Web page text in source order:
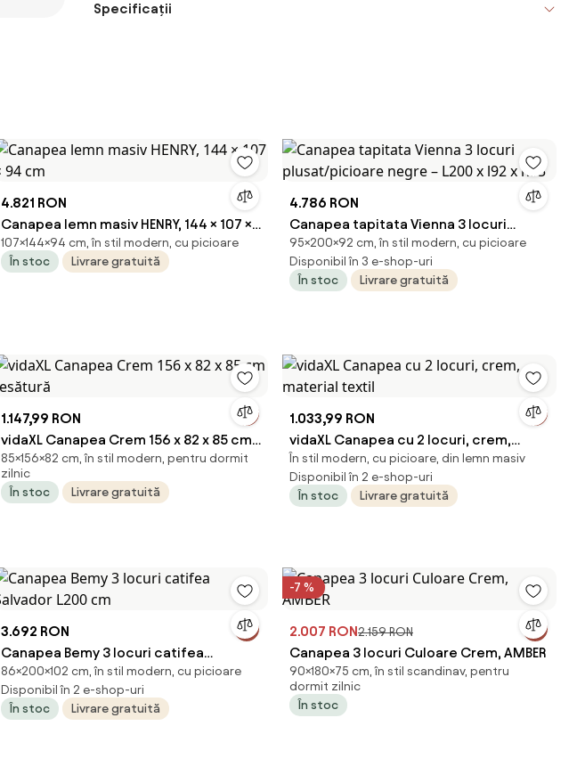
Specificații
4.821 RON
Canapea lemn masiv HENRY, 144 × 107 ×
94 cm
107×144×94 cm, în stil modern, cu picioare
În stoc
Livrare gratuită
4.786 RON
Canapea tapitata Vienna 3 locuri
plusat/picioare negre – L200 x l92 x
h95
95×200×92 cm, în stil modern, cu picioare
Disponibil în 3 e-shop-uri
În stoc
Livrare gratuită
1.147,99 RON
vidaXL Canapea Crem 156 x 82 x 85 cm
țesătură
85×156×82 cm, în stil modern, pentru dormit
zilnic
În stoc
Livrare gratuită
1.033,99 RON
vidaXL Canapea cu 2 locuri, crem,
material textil
În stil modern, cu picioare, din lemn masiv
Disponibil în 2 e-shop-uri
În stoc
Livrare gratuită
3.692 RON
Canapea Bemy 3 locuri catifea
Salvador L200 cm
86×200×102 cm, în stil modern, cu picioare
Disponibil în 2 e-shop-uri
În stoc
Livrare gratuită
-7 %
2.007 RON2.159 RON
Canapea 3 locuri Culoare Crem, AMBER
90×180×75 cm, în stil scandinav, pentru
dormit zilnic
În stoc